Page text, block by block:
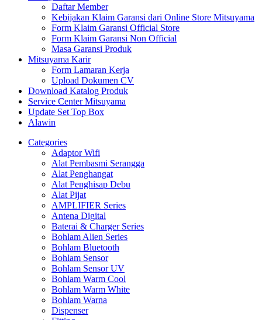
Daftar Member
Kebijakan Klaim Garansi dari Online Store Mitsuyama
Form Klaim Garansi Official Store
Form Klaim Garansi Non Official
Masa Garansi Produk
Mitsuyama Karir
Form Lamaran Kerja
Upload Dokumen CV
Download Katalog Produk
Service Center Mitsuyama
Update Set Top Box
Alawin
Categories
Adaptor Wifi
Alat Pembasmi Serangga
Alat Penghangat
Alat Penghisap Debu
Alat Pijat
AMPLIFIER Series
Antena Digital
Baterai & Charger Series
Bohlam Alien Series
Bohlam Bluetooth
Bohlam Sensor
Bohlam Sensor UV
Bohlam Warm Cool
Bohlam Warm White
Bohlam Warna
Dispenser